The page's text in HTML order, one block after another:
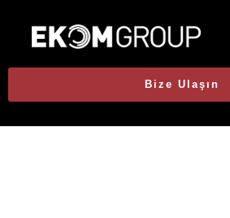
Bize Ulaşın